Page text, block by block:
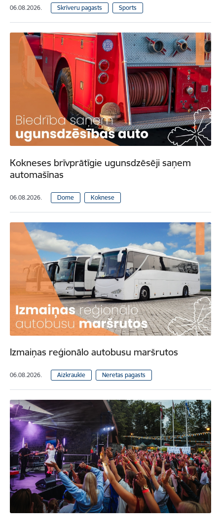
06.08.2026. Skrīveru pagasts Sports
Kokneses brīvprātīgie ugunsdzēsēji saņem
automašīnas
06.08.2026. Dome Koknese
Izmaiņas reģionālo autobusu maršrutos
06.08.2026. Aizkraukle Neretas pagasts